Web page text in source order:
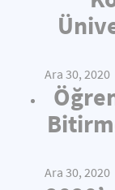
Ara 30, 2020
Ara 30, 2020